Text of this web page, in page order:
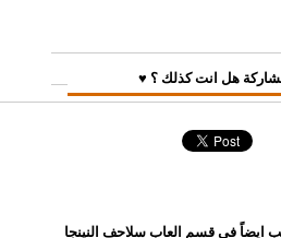
هل انت كذلك ؟